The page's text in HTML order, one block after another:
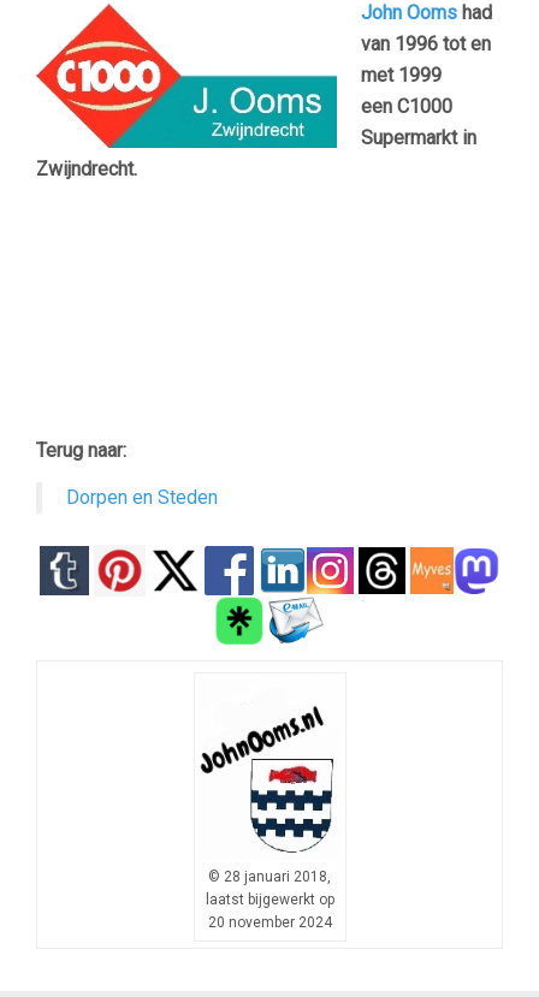
John Ooms had
van 1996 tot en
met 1999
een C1000
Supermarkt in
Zwijndrecht.
Terug naar:
Dorpen en Steden
© 28 januari 2018,
laatst bijgewerkt op
20 november 2024